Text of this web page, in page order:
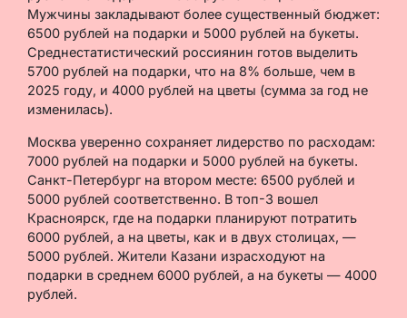
Мужчины закладывают более существенный бюджет:
6500 рублей на подарки и 5000 рублей на букеты.
Среднестатистический россиянин готов выделить
5700 рублей на подарки, что на 8% больше, чем в
2025 году, и 4000 рублей на цветы (сумма за год не
изменилась).
Москва уверенно сохраняет лидерство по расходам:
7000 рублей на подарки и 5000 рублей на букеты.
Санкт-Петербург на втором месте: 6500 рублей и
5000 рублей соответственно. В топ-3 вошел
Красноярск, где на подарки планируют потратить
6000 рублей, а на цветы, как и в двух столицах, —
5000 рублей. Жители Казани израсходуют на
подарки в среднем 6000 рублей, а на букеты — 4000
рублей.